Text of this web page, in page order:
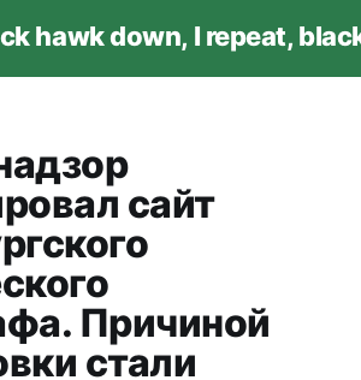
hawk down, I repeat,
сайт
Причиной
стали